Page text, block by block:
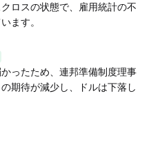
ロスの状態で、雇用統計の不
ます。
ったため、連邦準備制度理事
期待が減少し、ドルは下落し